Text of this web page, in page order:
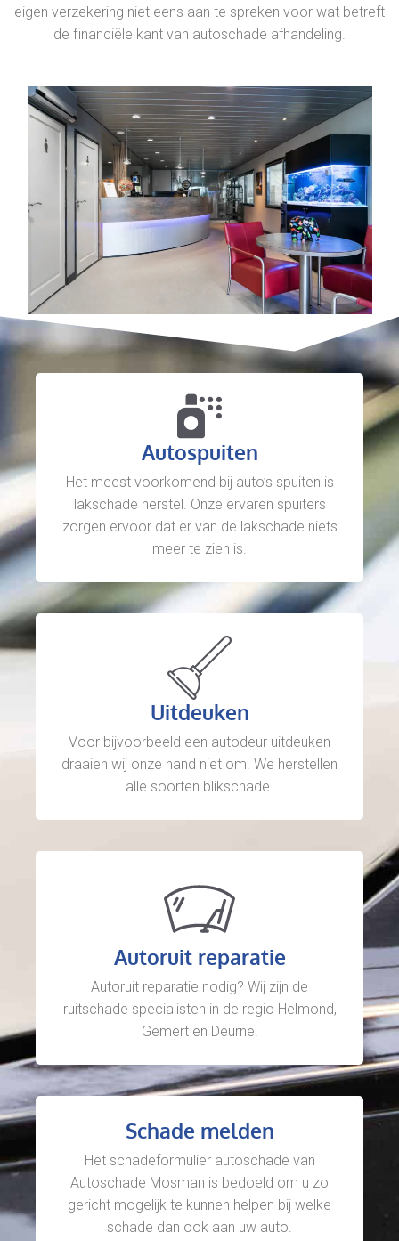
eigen verzekering niet eens aan te spreken voor wat betreft
de financiële kant van autoschade afhandeling.
Autospuiten
Het meest voorkomend bij auto’s spuiten is
lakschade herstel. Onze ervaren spuiters
zorgen ervoor dat er van de lakschade niets
meer te zien is.
Uitdeuken
Voor bijvoorbeeld een autodeur uitdeuken
draaien wij onze hand niet om. We herstellen
alle soorten blikschade.
Autoruit reparatie
Autoruit reparatie nodig? Wij zijn de
ruitschade specialisten in de regio Helmond,
Gemert en Deurne.
Schade melden
Het schadeformulier autoschade van
Autoschade Mosman is bedoeld om u zo
gericht mogelijk te kunnen helpen bij welke
schade dan ook aan uw auto.